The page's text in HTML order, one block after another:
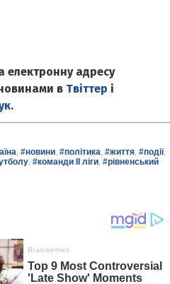
електронну адресу
в Твіттер і
.
, #новини, #політика, #життя, #події,
, #команди II ліги, #рівненський